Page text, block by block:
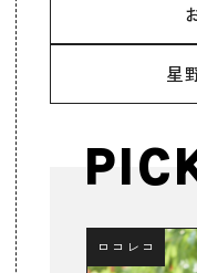
星
ロコレコ